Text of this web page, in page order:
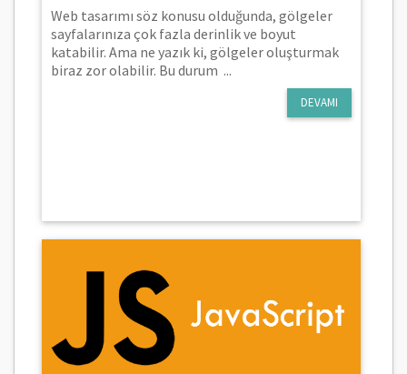
Web tasarımı söz konusu olduğunda, gölgeler
sayfalarınıza çok fazla derinlik ve boyut
katabilir. Ama ne yazık ki, gölgeler oluşturmak
biraz zor olabilir. Bu durum ...
DEVAMI